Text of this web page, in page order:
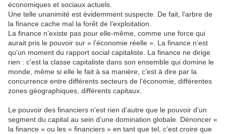
économiques et sociaux actuels.
Une telle unanimité est évidemment suspecte. De fait, l’arbre de
la finance cache mal la forêt de l’exploitation.
La finance n’existe pas pour elle-même, comme une force qui
aurait pris le pouvoir sur « l’économie réelle ». La finance n’est
qu’un moment du rapport social capitaliste. La finance ne dirige
rien : c’est la classe capitaliste dans son ensemble qui domine le
monde, même si elle le fait à sa manière, c’est à dire par la
concurrence entre différents secteurs de l’économie, différentes
zones géographiques, différents capitaux.
Le pouvoir des financiers n’est rien d’autre que le pouvoir d’un
segment du capital au sein d’une domination globale. Dénoncer «
la finance » ou les « financiers » en tant que tel, c’est croire que